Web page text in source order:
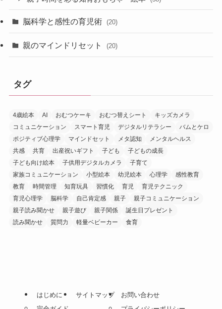
脳科学と感性の育児術 (20)
親のマインドリセット (20)
タグ
4歳絵本 AI おむつケーキ おむつ替えシート
キッズカメラ
コミュニケーション
スマート育児 デジタルリテラシー
バムとケロ
ポジティブ心理学
マインドセット メタ認知
メンタルヘルス
共感
共育 出産祝いギフト 子ども
子どもの成長
子ども向け絵本
子供用デジタルカメラ
子育て
家族コミュニケーション
小型絵本 幼児絵本 心理学
感性教育
教育
時間管理 知育玩具 習慣化 育児
育児テクニック
育児心理学
脳科学 自己肯定感 親子
親子コミュニケーション
親子読み聞かせ
親子遊び 親子関係
誕生日プレゼント
読み聞かせ
質問力 軽量ベビーカー 食育
はじめに
サイトマップ
お問い合わせ